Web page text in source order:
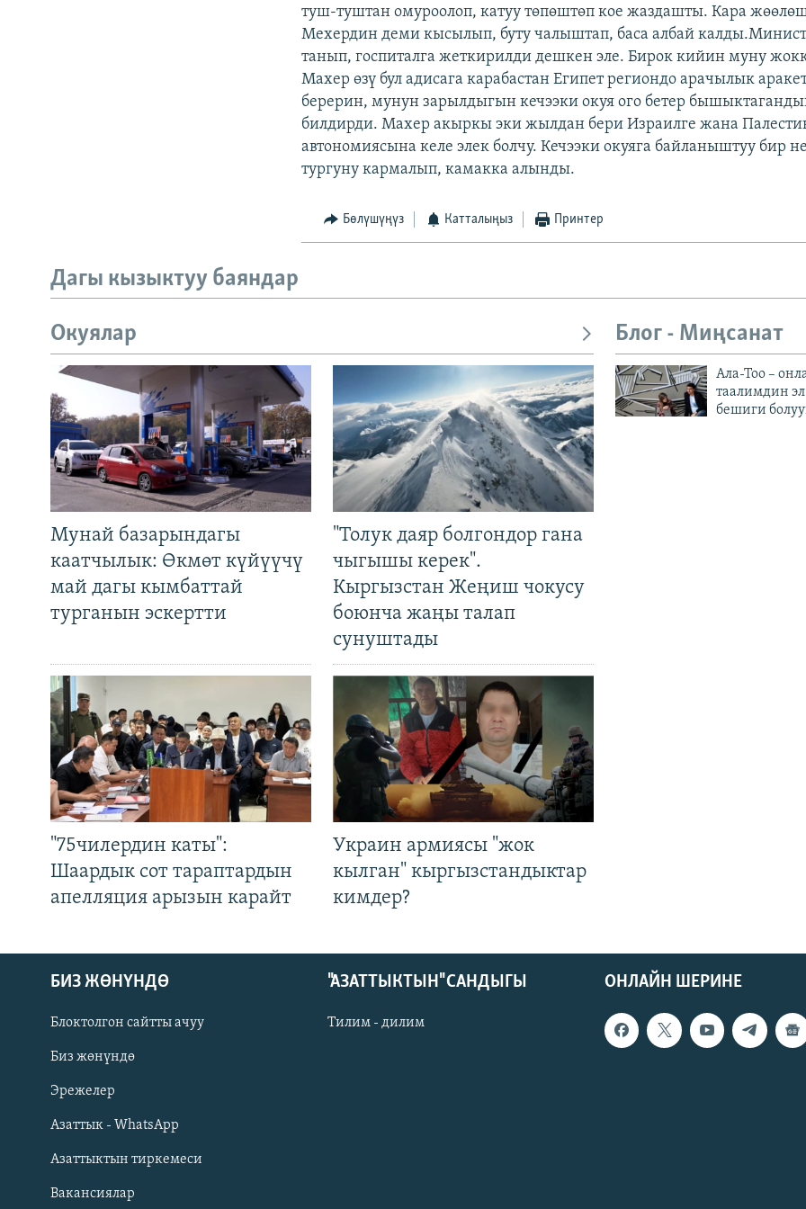
Русский
ОНЛАЙН ШЕРИНЕ
туш-туштан омуроолоп, катуу төпөштөп кое жаздашты. Кара
Мехердин деми кысылып, буту чалыштап, баса албай
танып, госпиталга жеткирилди дешкен эле. Бирок кийин муну
Махер өзү бул адисага карабастан Египет региондо арачылык
берерин, мунун зарылдыгын кечээки окуя ого бетер
билдирди. Махер акыркы эки жылдан бери Израилге жана
автономиясына келе элек болчу. Кечээки окуяга байланыштуу бир
тургуну кармалып, камакка алынды.
Бөлүшүңүз Катталыңыз Принтер
Дагы кызыктуу баяндар
Окуялар
Мунай базарындагы
каатчылык: Өкмөт күйүүчү
май дагы кымбаттай
турганын эскертти
"Толук даяр болгондор гана
чыгышы керек".
Кыргызстан Жеңиш чокусу
боюнча жаңы талап
сунуштады
"75чилердин каты":
Шаардык сот тараптардын
апелляция арызын карайт
Украин армиясы "жок
кылган" кыргызстандыктар
кимдер?
Блог - Миңсанат
Ала-Тоо –
таалимдин
бешиги
ОНЛАЙН ШЕРИНЕ
БИЗ ЖӨНҮНДӨ
Блоктолгон сайтты ачуу
Биз жөнүндө
Эрежелер
Азаттык - WhatsApp
Азаттыктын тиркемеси
Вакансиялар
"АЗАТТЫКТЫН" САНДЫГЫ
Тилим - дилим